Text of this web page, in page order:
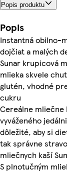
Popis produktu
Popis
Instantná obilno-
dojčiat a malých
Sunar krupicová
mlieka skvele
glutén, vhodné
cukru
Cereálne
vyváženého
dôležité, aby si
tak správne
mliečnych kaší
S plnotučným